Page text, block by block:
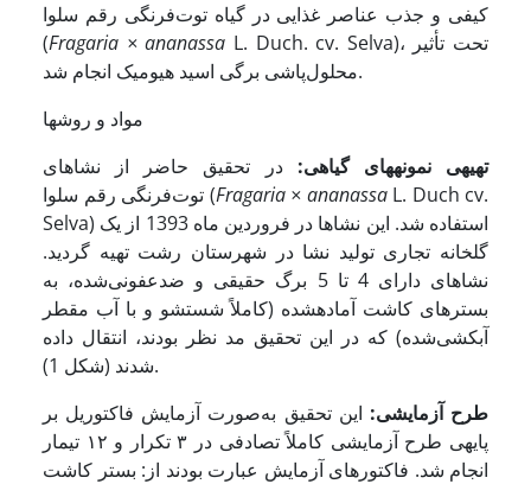
کیفی و جذب عناصر غذایی در گیاه توت‌فرنگی رقم سلوا
(Fragaria ×ananassa L. Duch. cv. Selva)، تحت تأثیر
محلول‌پاشی برگی اسید هیومیک انجام شد.
مواد و روشها
تهیه­ی نمونه­های گیاهی:در تحقیق حاضر از نشاهای
توت‌فرنگی رقم سلوا (Fragaria × ananassa L. Duch cv.
Selva) استفاده شد. این نشاها در فروردین ماه 1393 از یک
گلخانه تجاری تولید نشا در شهرستان رشت تهیه گردید.
نشاهای دارای 4 تا 5 برگ حقیقی و ضدعفونی‌شده، به
بسترهای کاشت آماده­شده (کاملاً شستشو و با آب مقطر
آبکشی‌شده) که در این تحقیق مد نظر بودند، انتقال داده
شدند (شکل 1).
طرح آزمایشی: این تحقیق به‌صورت آزمایش فاکتوریل بر
پایه­ی طرح آزمایشی کاملاً تصادفی در ۳ تکرار و ۱۲ تیمار
انجام شد. فاکتورهای آزمایش عبارت بودند از: بستر کاشت